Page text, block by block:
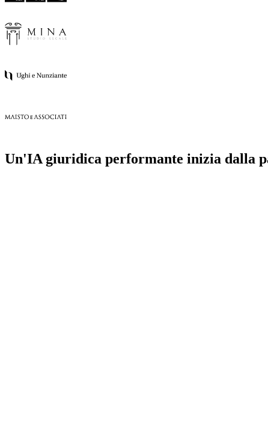
Un'IA giuridica performante inizia dalla